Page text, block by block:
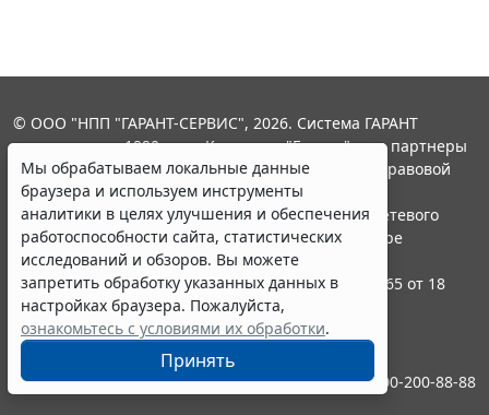
Мы обрабатываем локальные данные
браузера и используем инструменты
аналитики в целях улучшения и обеспечения
работоспособности сайта, статистических
исследований и обзоров. Вы можете
запретить обработку указанных данных в
настройках браузера. Пожалуйста,
ознакомьтесь с условиями их обработки.
Принять
© ООО "НПП "ГАРАНТ-СЕРВИС", 2026. Система ГАРАНТ
выпускается с 1990 года. Компания "Гарант" и ее партнеры
являются участниками Российской ассоциации правовой
информации ГАРАНТ.
Портал ГАРАНТ.РУ зарегистрирован в качестве сетевого
издания Федеральной службой по надзору в сфере
связи,информационных технологий и массовых
коммуникаций (Роскомнадзором), Эл № ФС77-58365 от 18
июня 2014 года.
16+
Контакты 8-800-200-88-88